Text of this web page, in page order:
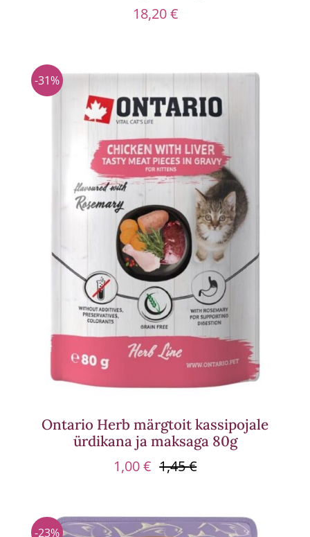
18,20€
-31%
Ontario Herb märgtoit kassipojale
ürdikana ja maksaga 80g
1,45€Algne
1,45 €.
1,00€
Praegune
1,00 €.
-23%